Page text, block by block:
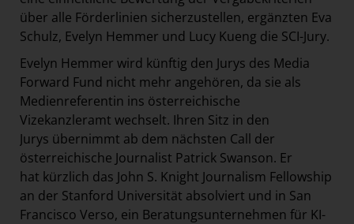
über alle Förderlinien sicherzustellen, ergänzten Eva
Schulz, Evelyn Hemmer und Lucy Kueng die SCI-Jury.
Evelyn Hemmer wird künftig den Jurys des Media
Forward Fund nicht mehr angehören, da sie als
Medienreferentin ins österreichische
Vizekanzleramt wechselt. Ihren Sitz in den
Jurys übernimmt ab dem nächsten Call der
österreichische Journalist Patrick Swanson. Er
hat kürzlich das John S. Knight Journalism Fellowship
an der Stanford Universität absolviert und in San
Francisco Verso, ein Beratungsunternehmen für KI-